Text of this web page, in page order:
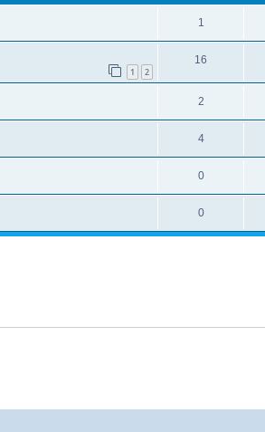
1
1 2
16
2
4
0
0